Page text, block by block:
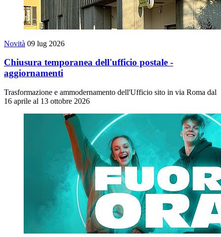
Novità 09 lug 2026
Chiusura temporanea dell'ufficio postale -
aggiornamenti
Trasformazione e ammodernamento dell'Ufficio sito in via Roma dal
16 aprile al 13 ottobre 2026